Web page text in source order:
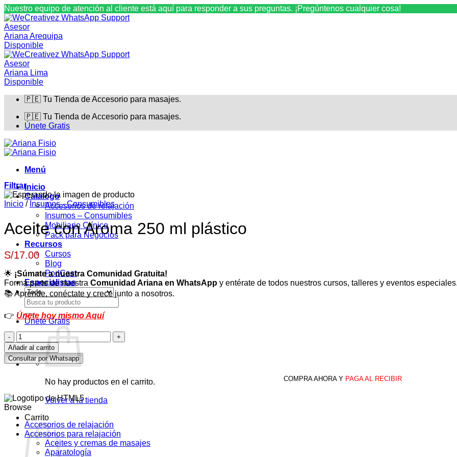
Nuestro equipo de atención al cliente está aquí para responder a sus preguntas. ¡Pregúntenos cualquier cosa!
Asesor
Ariana Arequipa
Disponible
Asesor
Ariana Lima
Disponible
🇵🇪 Tu Tienda de Accesorio para masajes.
🇵🇪 Tu Tienda de Accesorio para masajes.
Únete Gratis
Menú
Inicio
Catalogo
Accesorios de relajación
Insumos – Consumibles
Mobiliario Clínico
Pack para Negocios
Recursos
Cursos
Blog
PodCast
Especialistas
Buscar
por:
Únete Gratis
No hay productos en el carrito.
Volver a la tienda
Carrito
Filtrar
Inicio / Insumos - Consumibles
Aceite con Aroma 250 ml plástico
S/17.00
🌟 ¡Súmate a nuestra Comunidad Gratuita!
Forma parte de nuestra Comunidad Ariana en WhatsApp y entérate de todos nuestros cursos, talleres y eventos especiales.
📚 Aprende, conéctate y crece junto a nosotros.
👉 Únete hoy mismo Aquí
Aceite
con
Aroma
250
Añadir al carrito
Consultar por Whatsapp
COMPRA AHORA Y PAGA AL RECIBIR
Browse
Accesorios de relajación
Accesorios para relajación
Aceites y cremas de masajes
Aparatología